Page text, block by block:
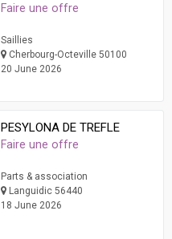
Faire une offre
Saillies
Cherbourg-Octeville 50100
20 June 2026
PESYLONA DE TREFLE
Faire une offre
Parts & association
Languidic 56440
18 June 2026